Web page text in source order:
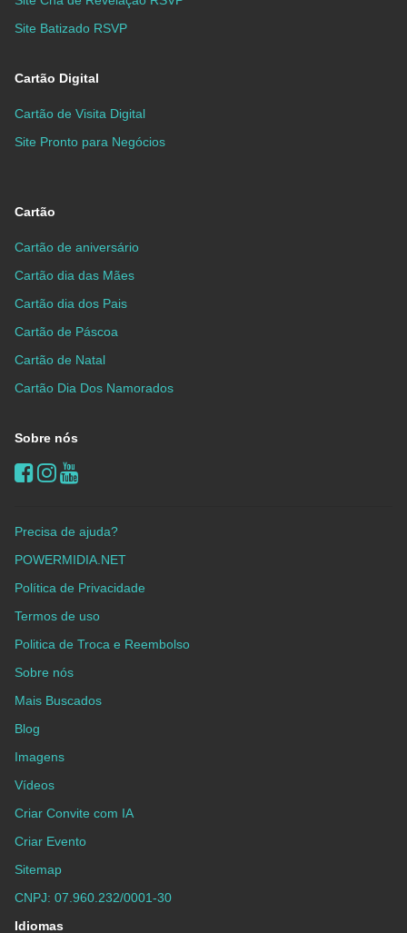
Site Batizado RSVP
Cartão Digital
Cartão de Visita Digital
Site Pronto para Negócios
Cartão
Cartão de aniversário
Cartão dia das Mães
Cartão dia dos Pais
Cartão de Páscoa
Cartão de Natal
Cartão Dia Dos Namorados
Sobre nós
Precisa de ajuda?
POWERMIDIA.NET
Política de Privacidade
Termos de uso
Politica de Troca e Reembolso
Sobre nós
Mais Buscados
Blog
Imagens
Vídeos
Criar Convite com IA
Criar Evento
Sitemap
CNPJ: 07.960.232/0001-30
Idiomas